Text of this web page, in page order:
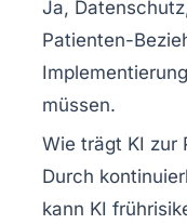
Ja,
Patienten-
müssen.
Wie trägt KI zur
Durch
kann KI